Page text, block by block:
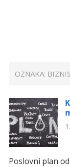
OZNAKA:
Poslovni plan